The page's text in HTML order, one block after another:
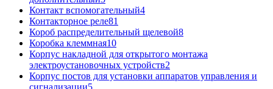
Контакт вспомогательный4
Контакторное реле81
Короб распределительный щелевой8
Коробка клеммная10
Корпус накладной для открытого монтажа
электроустановочных устройств2
Корпус постов для установки аппаратов управления и
сигнализации5